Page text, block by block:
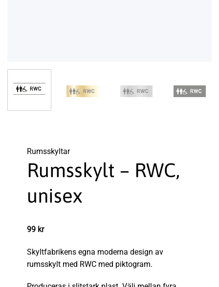
Rums­skyltar
Rumsskylt – RWC,
unisex
99 kr
Skyltfabrikens egna moderna design av
rumsskylt med RWC med piktogram.